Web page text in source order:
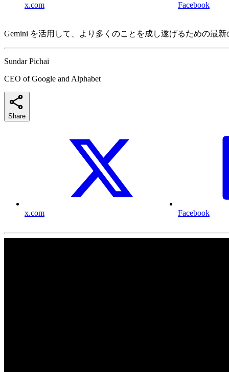
x.com Facebook
Gemini を活用して、より多くのことを成し遂げるための最
Sundar Pichai
CEO of Google and Alphabet
Share
x.com Facebook